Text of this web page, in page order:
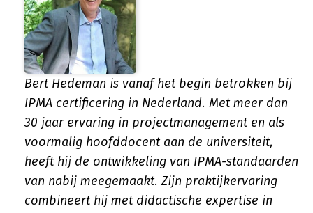
Bert Hedeman is vanaf het begin betrokken bij
IPMA certificering in Nederland. Met meer dan
30 jaar ervaring in projectmanagement en als
voormalig hoofddocent aan de universiteit,
heeft hij de ontwikkeling van IPMA-standaarden
van nabij meegemaakt. Zijn praktijkervaring
combineert hij met didactische expertise in